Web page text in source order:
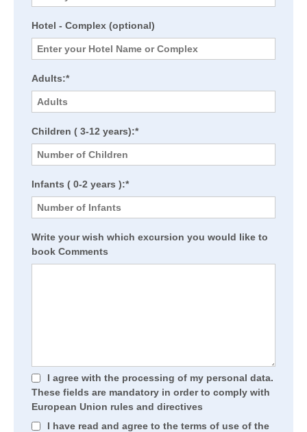
Hotel - Complex (optional)
Adults:*
Children ( 3-12 years):*
Infants ( 0-2 years ):*
Write your wish which excursion you would like to
book Comments
I agree with the processing of my personal data.
These fields are mandatory in order to comply with
European Union rules and directives
I have read and agree to the terms of use of the